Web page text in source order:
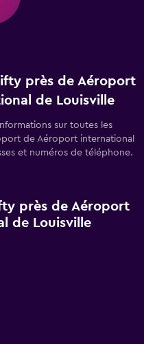
près de Aéroport
de Louisville
sur toutes les
de Aéroport international
et numéros de téléphone.
près de Aéroport
de Louisville